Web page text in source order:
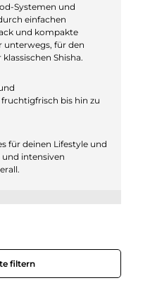
Systemen und
einfachen
und kompakte
unterwegs, für den
Shisha.
bis hin zu
für deinen Lifestyle und
intensiven
filtern